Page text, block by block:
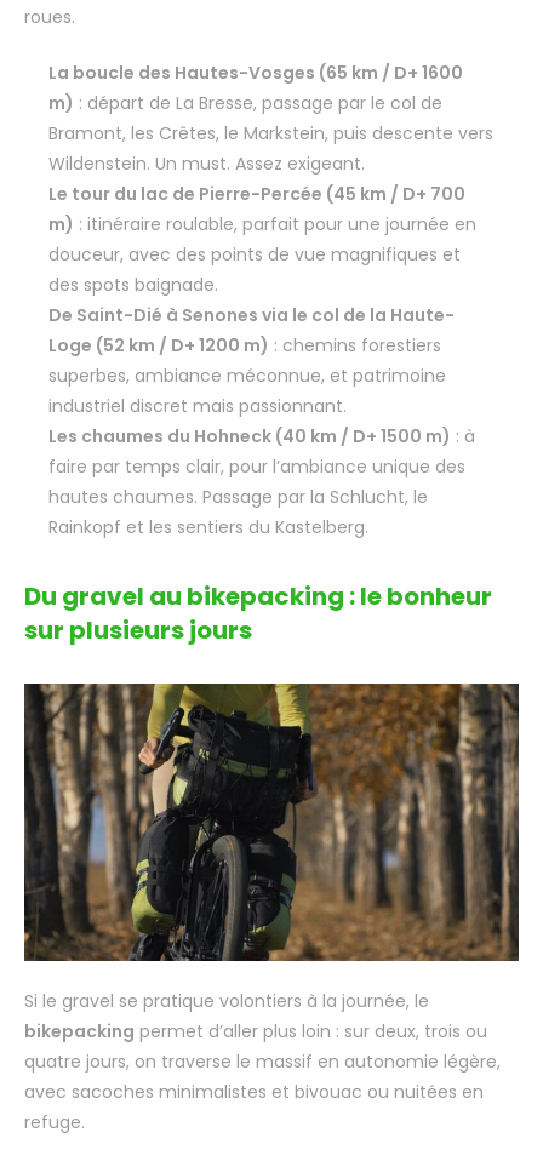
roues.
La boucle des Hautes-Vosges (65 km / D+ 1600
m) : départ de La Bresse, passage par le col de
Bramont, les Crêtes, le Markstein, puis descente vers
Wildenstein. Un must. Assez exigeant.
Le tour du lac de Pierre-Percée (45 km / D+ 700
m) : itinéraire roulable, parfait pour une journée en
douceur, avec des points de vue magnifiques et
des spots baignade.
De Saint-Dié à Senones via le col de la Haute-
Loge (52 km / D+ 1200 m) : chemins forestiers
superbes, ambiance méconnue, et patrimoine
industriel discret mais passionnant.
Les chaumes du Hohneck (40 km / D+ 1500 m) : à
faire par temps clair, pour l’ambiance unique des
hautes chaumes. Passage par la Schlucht, le
Rainkopf et les sentiers du Kastelberg.
Du gravel au bikepacking : le bonheur
sur plusieurs jours
Si le gravel se pratique volontiers à la journée, le
bikepacking permet d’aller plus loin : sur deux, trois ou
quatre jours, on traverse le massif en autonomie légère,
avec sacoches minimalistes et bivouac ou nuitées en
refuge.